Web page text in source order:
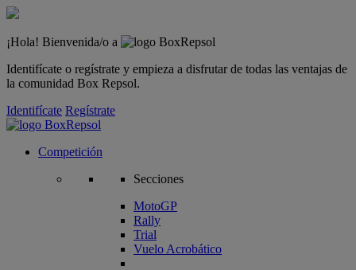
¡Hola! Bienvenida/o a
Identifícate o regístrate y empieza a disfrutar de todas las ventajas de
la comunidad Box Repsol.
Identifícate Regístrate
Competición
Secciones
MotoGP
Rally
Trial
Vuelo Acrobático